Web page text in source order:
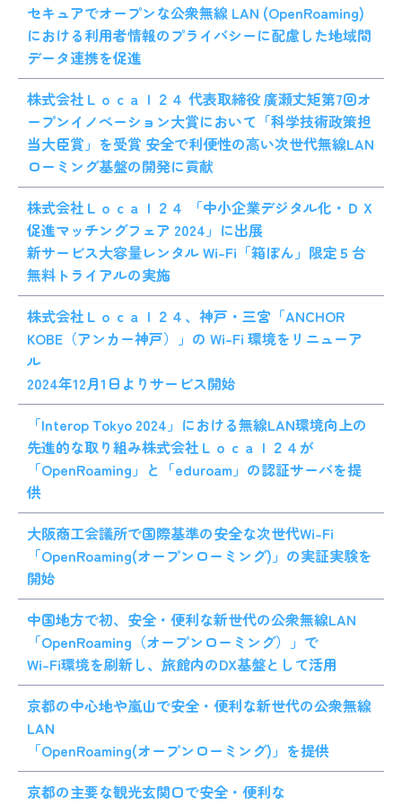
セキュアでオープンな公衆無線 LAN (OpenRoaming)
における利用者情報のプライバシーに配慮した地域間
データ連携を促進
株式会社Ｌｏｃａｌ２４ 代表取締役 廣瀬丈矩第7回オ
ープンイノベーション大賞において「科学技術政策担
当大臣賞」を受賞 安全で利便性の高い次世代無線LAN
ローミング基盤の開発に貢献
株式会社Ｌｏｃａｌ２４ 「中小企業デジタル化・ＤＸ
促進マッチングフェア 2024」に出展
新サービス大容量レンタル Wi-Fi「箱ぽん」限定５台
無料トライアルの実施
株式会社Ｌｏｃａｌ２４、神戸・三宮「ANCHOR
KOBE（アンカー神戸）」の Wi-Fi 環境をリニューア
ル
2024年12月1日よりサービス開始
「Interop Tokyo 2024」における無線LAN環境向上の
先進的な取り組み株式会社Ｌｏｃａｌ２４が
「OpenRoaming」と「eduroam」の認証サーバを提
供
大阪商工会議所で国際基準の安全な次世代Wi-Fi
「OpenRoaming(オープンローミング)」の実証実験を
開始
中国地方で初、安全・便利な新世代の公衆無線LAN
「OpenRoaming（オープンローミング）」で
Wi-Fi環境を刷新し、旅館内のDX基盤として活用
京都の中心地や嵐山で安全・便利な新世代の公衆無線
LAN
「OpenRoaming(オープンローミング)」を提供
京都の主要な観光玄関口で安全・便利な